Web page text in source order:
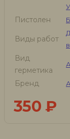
Пистолен
Виды работ
Вид
герметика
Бренд
350 ₽